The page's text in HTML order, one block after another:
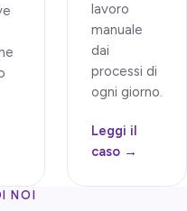
lavoro
manuale
dai
processi di
ogni giorno.
Leggi il
caso →
NOI